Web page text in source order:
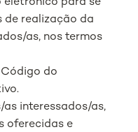
eletrónico para se
de realização da
as, nos termos
Código do
interessados/as,
oferecidas e